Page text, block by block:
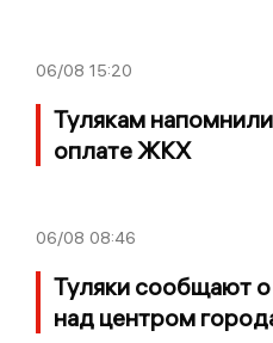
06/08 15:20
Тулякам
оплате ЖКХ
06/08 08:46
Туляки сообщают
над центром